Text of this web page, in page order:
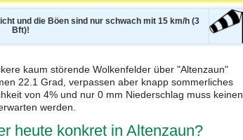
und die Böen sind nur schwach mit 15 km/h (3
Bft)!
kaum störende Wolkenfelder über "Altenzaun"
22.1 Grad, verpassen aber knapp sommerliches
von 4% und nur 0 mm Niederschlag muss keinen
werden.
heute konkret in Altenzaun?